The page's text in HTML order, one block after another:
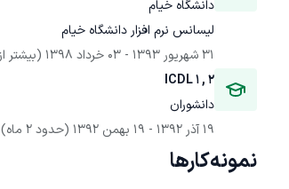
دانشگاه خیام
لیسانس نرم افزار دانشگاه خیام
31 شهریور 1393
- 03 خرداد 1398
(بیشتر از 4
ICDL 1 , 2
دانشوران
19 آذر 1392
- 19 بهمن 1392 (حدود 2 ماه)
نمونه‌کارها